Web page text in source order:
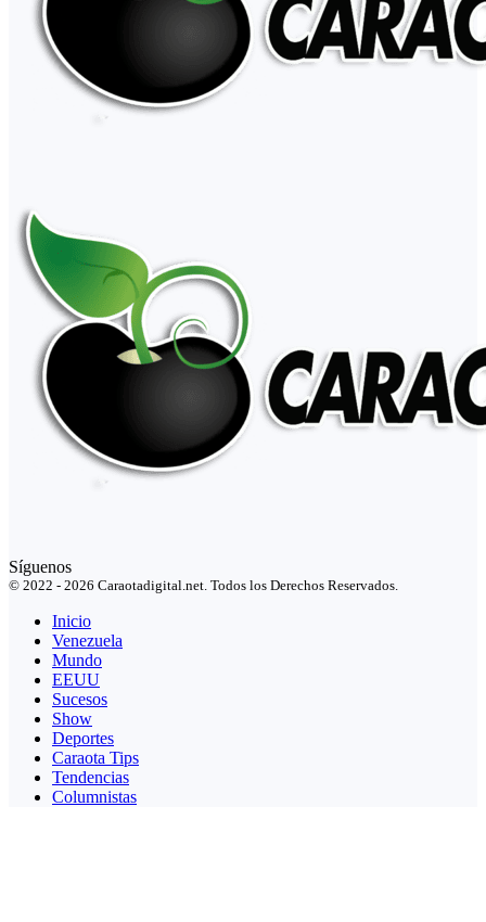
Síguenos
© 2022 - 2026 Caraotadigital.net. Todos los Derechos Reservados.
Inicio
Venezuela
Mundo
EEUU
Sucesos
Show
Deportes
Caraota Tips
Tendencias
Columnistas